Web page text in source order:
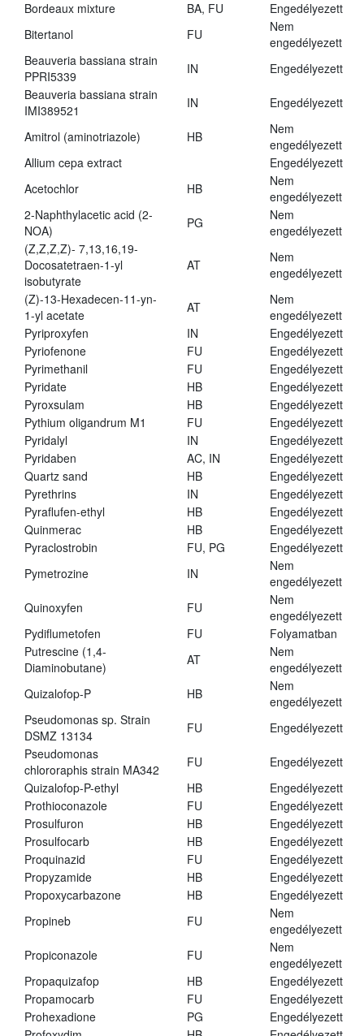
Bordeaux mixture BA, FU
Engedélyezett
Bitertanol
FU
Nem
engedélyezett
Beauveria bassiana strain
PPRI5339
IN
Engedélyezett
Beauveria bassiana strain
IMI389521
IN Engedélyezett
Amitrol (aminotriazole) HB
Nem
engedélyezett
Allium cepa extract
Engedélyezett
Acetochlor
HB
Nem
engedélyezett
2-Naphthylacetic acid (2-
NOA)
PG
Nem
engedélyezett
(Z,Z,Z,Z)- 7,13,16,19-
Docosatetraen-1-yl
isobutyrate
AT
Nem
engedélyezett
(Z)-13-Hexadecen-11-yn-
1-yl acetate
AT
Nem
engedélyezett
Pyriproxyfen
IN
Engedélyezett
Pyriofenone
FU
Engedélyezett
Pyrimethanil
FU
Engedélyezett
Pyridate
HB
Engedélyezett
Pyroxsulam
HB
Engedélyezett
Pythium oligandrum M1
FU
Engedélyezett
Pyridalyl
IN
Engedélyezett
Pyridaben
AC, IN
Engedélyezett
Quartz sand
HB
Engedélyezett
Pyrethrins
IN
Engedélyezett
Pyraflufen-ethyl
HB
Engedélyezett
Quinmerac
HB
Engedélyezett
Pyraclostrobin
FU, PG
Engedélyezett
Pymetrozine
IN
Nem
engedélyezett
Quinoxyfen
FU
Nem
engedélyezett
Pydiflumetofen
FU
Folyamatban
Putrescine (1,4-
Diaminobutane)
AT
Nem
engedélyezett
Quizalofop-P
HB
Nem
engedélyezett
Pseudomonas sp. Strain
DSMZ 13134
FU
Engedélyezett
Pseudomonas
chlororaphis strain MA342
FU
Engedélyezett
Quizalofop-P-ethyl
HB
Engedélyezett
Prothioconazole
FU
Engedélyezett
Prosulfuron
HB
Engedélyezett
Prosulfocarb
HB
Engedélyezett
Proquinazid
FU
Engedélyezett
Propyzamide
HB
Engedélyezett
Propoxycarbazone
HB
Engedélyezett
Propineb
FU
Nem
engedélyezett
Propiconazole
FU
Nem
engedélyezett
Propaquizafop
HB
Engedélyezett
Propamocarb
FU
Engedélyezett
Prohexadione
PG
Engedélyezett